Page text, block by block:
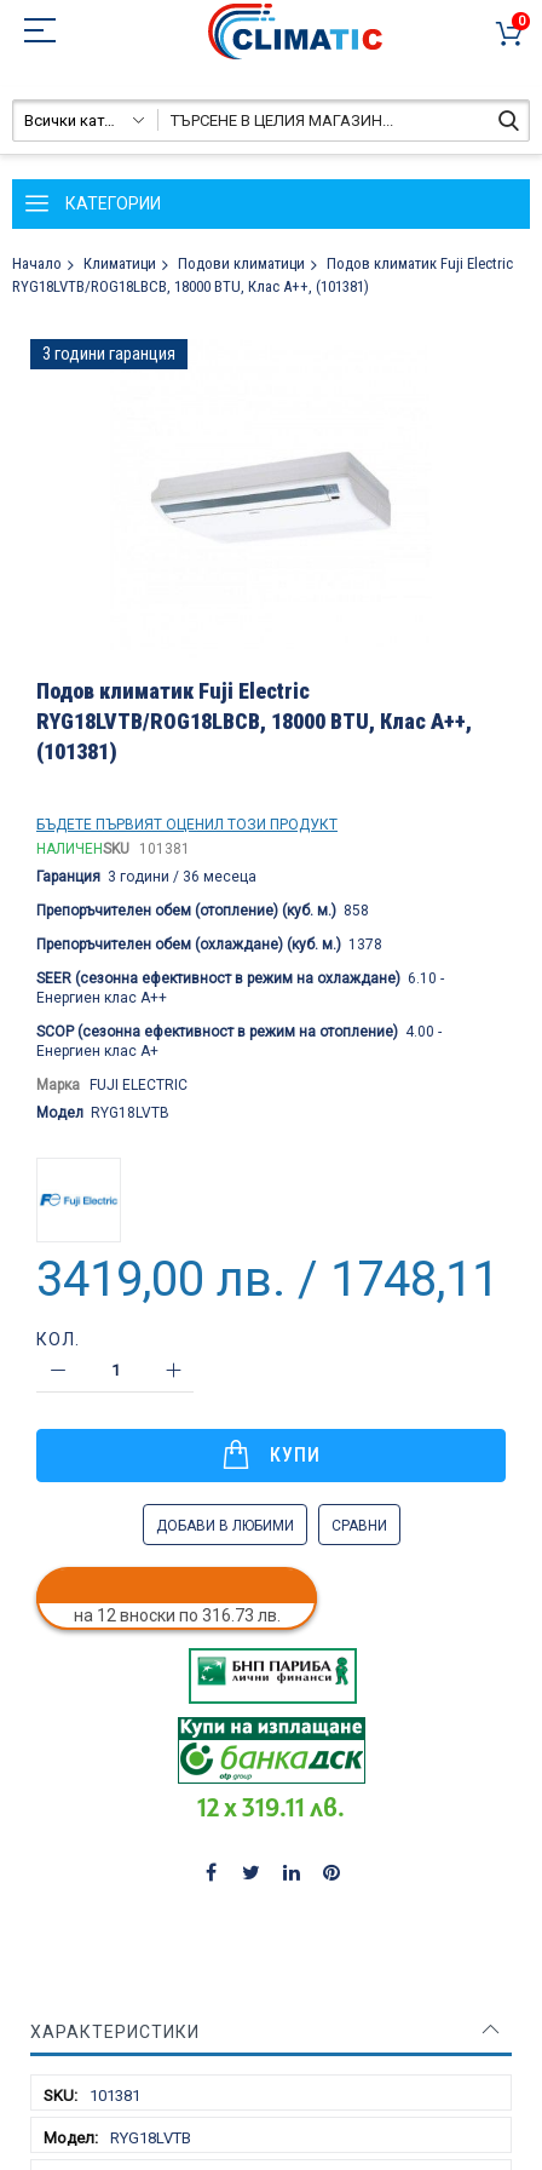
0
Всички категории
КАТЕГОРИИ
Начало Климатици Подови климатици
Подов климатик Fuji Electric
RYG18LVTB/ROG18LBCB, 18000 BTU, Клас A++, (101381)
Преминете
към
3 години гаранция
към
началото
на
галерия
със
Подов климатик Fuji Electric
RYG18LVTB/ROG18LBCB, 18000 BTU, Клас A++,
(101381)
БЪДЕТЕ ПЪРВИЯТ ОЦЕНИЛ ТОЗИ ПРОДУКТ
НАЛИЧЕНSKU
101381
Гаранция 3 години / 36 месеца
Препоръчителен обем (отопление) (куб. м.) 858
Препоръчителен обем (охлаждане) (куб. м.) 1378
SEER (сезонна ефективност в режим на охлаждане) 6.10 -
Енергиен клас A++
SCOP (сезонна ефективност в режим на отопление) 4.00 -
Енергиен клас A+
Марка FUJI ELECTRIC
Модел RYG18LVTB
3419,00 лв. / 1748,11 €
КОЛ.
КУПИ
ДОБАВИ В ЛЮБИМИ СРАВНИ
на 12 вноски по 316.73 лв.
12 x 319.11 лв.
ХАРАКТЕРИСТИКИ
101381
RYG18LVTB